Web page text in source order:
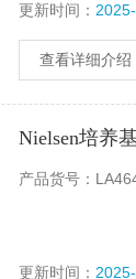
更新时间：
查看详细介绍
Nielsen培养
产品货号：
更新时间：